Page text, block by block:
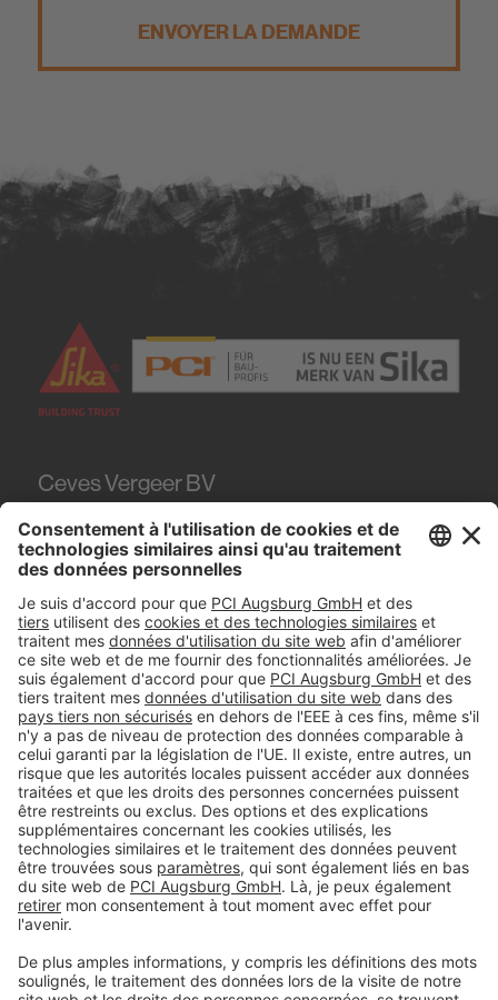
ENVOYER LA DEMANDE
Ceves Vergeer BV
Teugseweg 20
7418AM Deventer
Tel. 0570 - 50 38 30
#PCI
Mentions légales
Déclaration de protection de la vie privée